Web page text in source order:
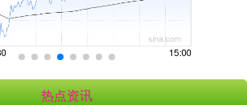
热点资讯